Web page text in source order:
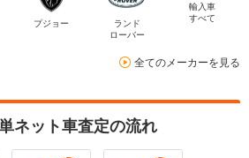
プジョー
ランド
ローバー
輸入車
すべて
全てのメーカーを見る
ネット車査定の流れ